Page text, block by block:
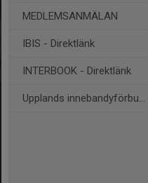
MEDLEMSANMÄLAN
IBIS - Direktlänk
INTERBOOK - Direktlänk
Upplands innebandyförbund